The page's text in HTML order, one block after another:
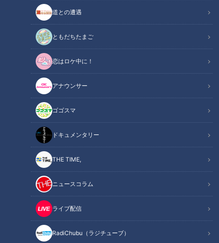
道との遭遇
ともだちたまご
恋はロケ中に！
アナウンサー
ゴゴスマ
ドキュメンタリー
THE TIME,
ニュースコラム
ライブ配信
RadiChubu（ラジチューブ）
ニュースコラム
東西南北論説風
歌手・舟木一夫さんの知る人ぞ知る名曲に『ROCK'N ROLLふ
るさと』がある。出身地である愛知県一宮（いちのみや）市を
歌ったもので、明るいメロディと楽しい歌詞が印象に残る。
「俺のふるさと愛知県 濃尾平野のど真ん中」
その一宮市が2021年4月から「中核市」としての歩みをスター
トした。舟木さんが「春の風ふわり 蝶の羽ひらり」と歌った
春である。
格差をなくすための「中核市」
一宮市は市制100周年の新生
「中核市」のメリットとは？
保健所の新たな機能に注目
新型コロナ禍を越えて